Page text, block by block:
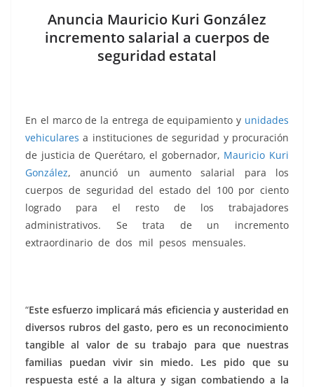
c
e
o
k
itt
er
ai
l
at
s
p
p
y
k
e
gr
ar
e
Anuncia Mauricio Kuri González
incremento salarial a cuerpos de
seguridad estatal
En el marco de la entrega de equipamiento y unidades
vehiculares a instituciones de seguridad y procuración
de justicia de Querétaro, el gobernador, Mauricio Kuri
González, anunció un aumento salarial para los
cuerpos de seguridad del estado del 100 por ciento
logrado para el resto de los trabajadores
administrativos. Se trata de un incremento
extraordinario de dos mil pesos mensuales.
“Este esfuerzo implicará más eficiencia y austeridad en
diversos rubros del gasto, pero es un reconocimiento
tangible al valor de su trabajo para que nuestras
familias puedan vivir sin miedo. Les pido que su
respuesta esté a la altura y sigan combatiendo a la